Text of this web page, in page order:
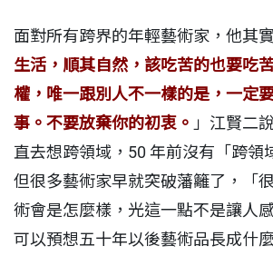
面對所有跨界的年輕藝術家，他其
生活，順其自然，該吃苦的也要吃
權，唯一跟別人不一樣的是，一定
事。不要放棄你的初衷。 」江賢二
直去想跨領域，50 年前沒有「跨領
但很多藝術家早就突破藩籬了，「
術會是怎麼樣，光這一點不是讓人
可以預想五十年以後藝術品長成什